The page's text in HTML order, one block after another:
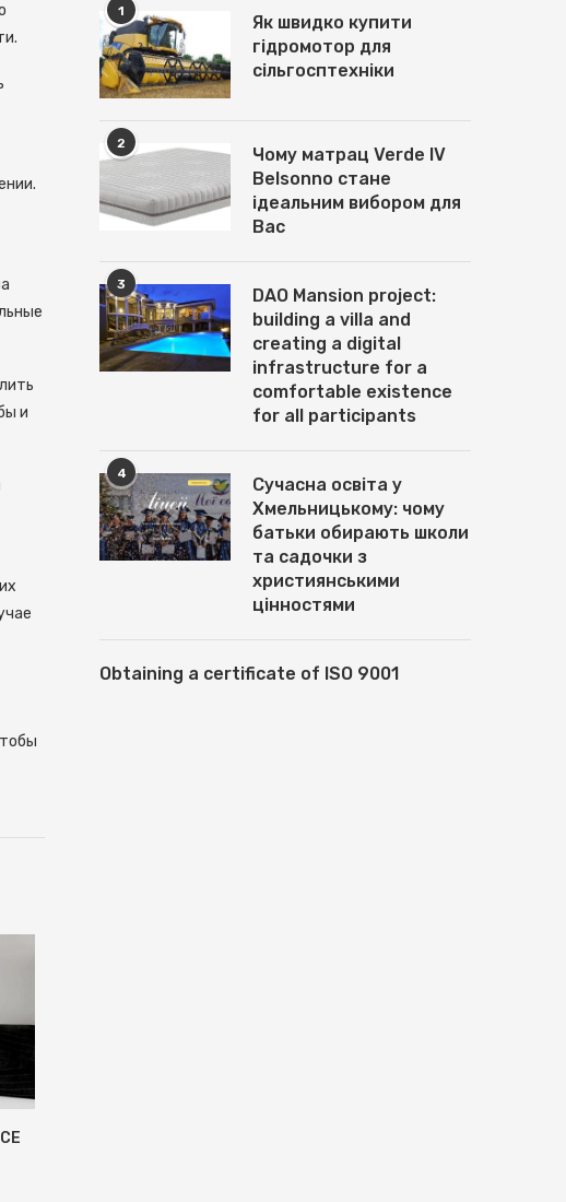
и
1
Як швидко купити
гідромотор для
сільгосптехніки
2
Чому матрац Verde IV
Belsonno стане
ідеальним вибором для
Вас
3
DAO Mansion project:
building a villa and
creating a digital
infrastructure for a
comfortable existence
for all participants
4
Сучасна освіта у
Хмельницькому: чому
батьки обирають школи
та садочки з
християнськими
цінностями
Obtaining a certificate of ISO 9001